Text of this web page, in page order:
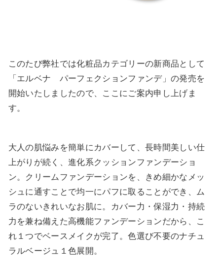
このたび弊社では化粧品カテゴリーの新商品として
「エルベナ パーフェクションファンデ」の発売を
開始いたしましたので、ここにご案内申し上げま
す。
大人の肌悩みを簡単にカバーして、長時間美しい仕
上がりが続く、進化系クッションファンデーショ
ン。クリームファンデーションを、きめ細かなメッ
シュに通すことで均一にパフに取ることができ、ム
ラのないきれいなお肌に。カバー力・保湿力・持続
力を兼ね備えた高機能ファンデーションだから、こ
れ１つでベースメイクが完了。色選び不要のナチュ
ラルベージュ１色展開。